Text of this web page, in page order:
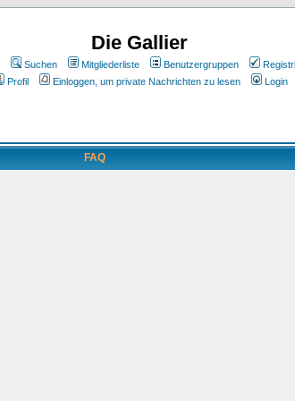
Die Gallier
Suchen Mitgliederliste Benutzergruppen
Profil
Einloggen, um private Nachrichten zu lesen Login
FAQ